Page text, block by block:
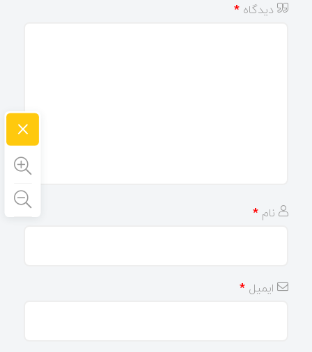
دیدگاه *
نام *
ایمیل *
×